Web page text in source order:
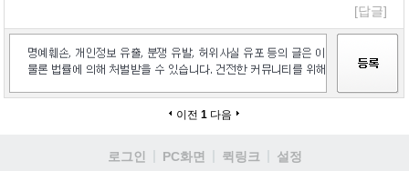
[답글]
이전 1 다음
로그인 PC화면 퀵링크
설정